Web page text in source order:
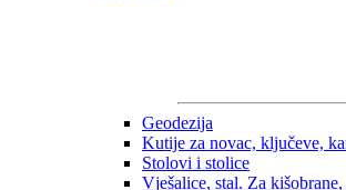
Geodezija
Kutije za novac, ključeve,
Stolovi i stolice
Vješalice, stal. Za